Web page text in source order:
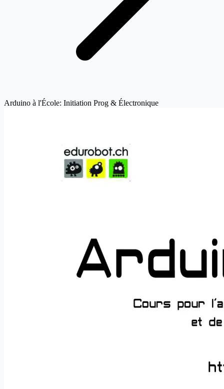
Arduino à l'École: Initiation Prog & Électronique